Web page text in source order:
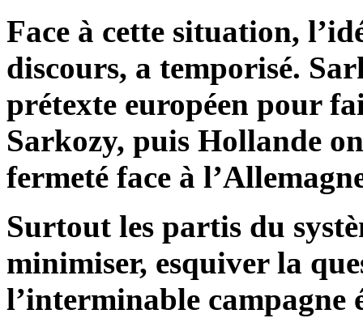
Face à cette situation,
discours, a temporisé.
prétexte européen pour
Sarkozy, puis Hollande
fermeté face à
Surtout les partis du
minimiser, esquiver la
l’interminable campagne